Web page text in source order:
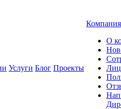
Услуги Блог Проекты
Компания
О